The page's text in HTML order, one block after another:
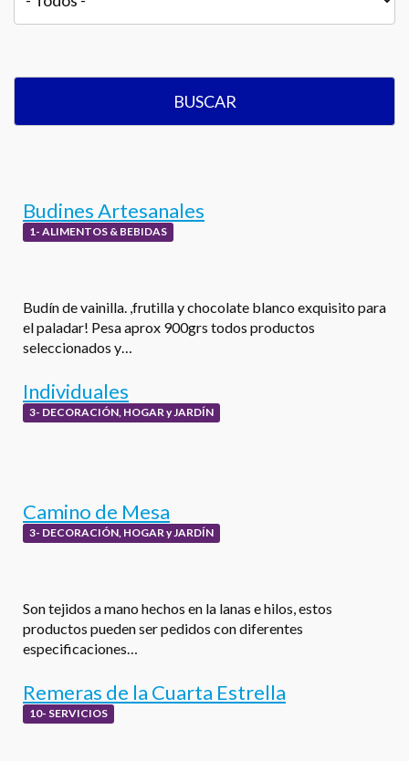
BUSCAR
Budines Artesanales
1- ALIMENTOS & BEBIDAS
Budín de vainilla. ,frutilla y chocolate blanco exquisito para
el paladar! Pesa aprox 900grs todos productos
seleccionados y…
Individuales
3- DECORACIÓN, HOGAR y JARDÍN
Camino de Mesa
3- DECORACIÓN, HOGAR y JARDÍN
Son tejidos a mano hechos en la lanas e hilos, estos
productos pueden ser pedidos con diferentes
especificaciones…
Remeras de la Cuarta Estrella
10- SERVICIOS